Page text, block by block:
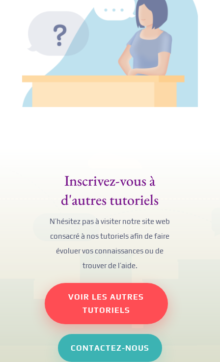
Inscrivez-vous à
d'autres tutoriels
N’hésitez pas à visiter notre site web
consacré à nos tutoriels afin de faire
évoluer vos connaissances ou de
trouver de l’aide.
VOIR LES AUTRES
TUTORIELS
CONTACTEZ-NOUS